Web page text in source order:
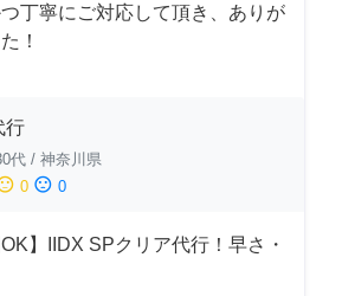
丁寧にご対応して頂き、ありが
！
行
代 / 神奈川県
0 sentiment_dissatisfied 0
】IIDX SPクリア代行！早さ・